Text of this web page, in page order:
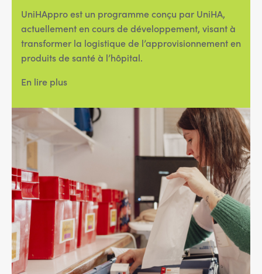
UniHAppro est un programme conçu par UniHA,
actuellement en cours de développement, visant à
transformer la logistique de l’approvisionnement en
produits de santé à l’hôpital.
En lire plus